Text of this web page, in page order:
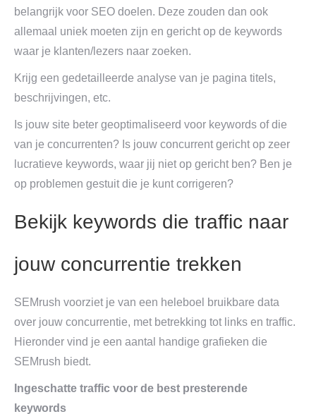
belangrijk voor SEO doelen. Deze zouden dan ook
allemaal uniek moeten zijn en gericht op de keywords
waar je klanten/lezers naar zoeken.
Krijg een gedetailleerde analyse van je pagina titels,
beschrijvingen, etc.
Is jouw site beter geoptimaliseerd voor keywords of die
van je concurrenten? Is jouw concurrent gericht op zeer
lucratieve keywords, waar jij niet op gericht ben? Ben je
op problemen gestuit die je kunt corrigeren?
Bekijk keywords die traffic naar
jouw concurrentie trekken
SEMrush voorziet je van een heleboel bruikbare data
over jouw concurrentie, met betrekking tot links en traffic.
Hieronder vind je een aantal handige grafieken die
SEMrush biedt.
Ingeschatte traffic voor de best presterende
keywords